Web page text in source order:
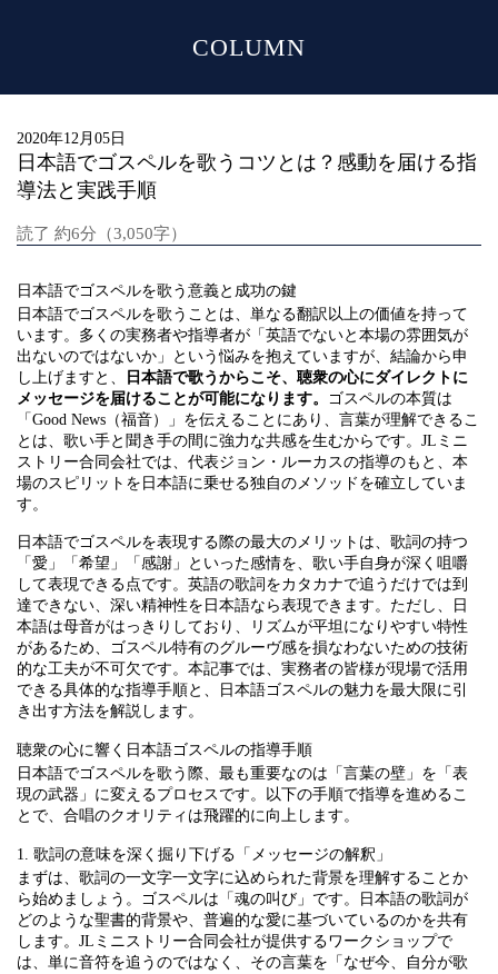
COLUMN
2020年12月05日
日本語でゴスペルを歌うコツとは？感動を届ける指
導法と実践手順
読了 約6分（3,050字）
日本語でゴスペルを歌う意義と成功の鍵
日本語でゴスペルを歌うことは、単なる翻訳以上の価値を持って
います。多くの実務者や指導者が「英語でないと本場の雰囲気が
出ないのではないか」という悩みを抱えていますが、結論から申
し上げますと、
日本語で歌うからこそ、聴衆の心にダイレクトに
メッセージを届けることが可能になります。 ゴスペルの本質は
「Good News（福音）」を伝えることにあり、言葉が理解できるこ
とは、歌い手と聞き手の間に強力な共感を生むからです。JLミニ
ストリー合同会社では、代表ジョン・ルーカスの指導のもと、本
場のスピリットを日本語に乗せる独自のメソッドを確立していま
す。
日本語でゴスペルを表現する際の最大のメリットは、歌詞の持つ
「愛」「希望」「感謝」といった感情を、歌い手自身が深く咀嚼
して表現できる点です。英語の歌詞をカタカナで追うだけでは到
達できない、深い精神性を日本語なら表現できます。ただし、日
本語は母音がはっきりしており、リズムが平坦になりやすい特性
があるため、ゴスペル特有のグルーヴ感を損なわないための技術
的な工夫が不可欠です。本記事では、実務者の皆様が現場で活用
できる具体的な指導手順と、日本語ゴスペルの魅力を最大限に引
き出す方法を解説します。
聴衆の心に響く日本語ゴスペルの指導手順
日本語でゴスペルを歌う際、最も重要なのは「言葉の壁」を「表
現の武器」に変えるプロセスです。以下の手順で指導を進めるこ
とで、合唱のクオリティは飛躍的に向上します。
1. 歌詞の意味を深く掘り下げる「メッセージの解釈」
まずは、歌詞の一文字一文字に込められた背景を理解することか
ら始めましょう。ゴスペルは「魂の叫び」です。日本語の歌詞が
どのような聖書的背景や、普遍的な愛に基づいているのかを共有
します。JLミニストリー合同会社が提供するワークショップで
は、単に音符を追うのではなく、その言葉を「なぜ今、自分が歌